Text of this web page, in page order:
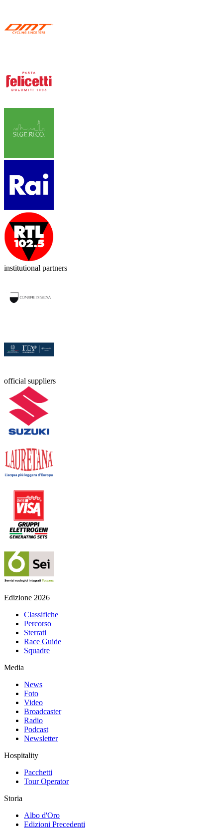
institutional partners
official suppliers
Edizione 2026
Classifiche
Percorso
Sterrati
Race Guide
Squadre
Media
News
Foto
Video
Broadcaster
Radio
Podcast
Newsletter
Hospitality
Pacchetti
Tour Operator
Storia
Albo d'Oro
Edizioni Precedenti